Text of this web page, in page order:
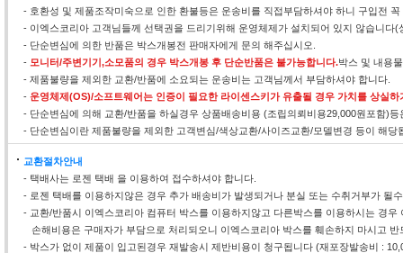
- 호환성 및 제품조작미숙으로 인한 환불등은 운송비를 직접부담하셔야 하니 구입전
- 이엑스코리아 고객님들께 선택권을 드리기위해 운영체제가 설치되어 있지 않습니다
- 단순변심에 의한 반품은 박스개봉전 판매자에게 문의 해주십시오.
- 모니터/주변기기,소모품의 경우 박스개봉 후 단순반품은 불가능합니다.박스 및 내용
- 제품불량을 제외한 교환/반품에 소요되는 운송비는 고객님께서 부담하셔야 합니다.
- 운영체제(OS)/소프트웨어는 인증이 필요한 라이센스키가 유출될 경우 가치를 상실
- 단순변심에 의해 교환/반품을 하실경우 상품배송비용 (조립의뢰비용29,000원포함)
- 단순변심이란 제품불량을 제외한 고객변심/색상교환/사이즈교환/모델변경 등이 해당
교환절차안내
- 택배사는 로젠 택배 을 이용하여 접수하셔야 합니다.
- 로젠 택배를 이용하지않은 경우 추가 배송비가 발생되거나 분실 또는 수취거부가 될
- 교환/반품시 이엑스코리아 컴퓨터 박스를 이용하지않고 다른박스를 이용하시는 경
손해비용은 구매자가 부담으로 처리되오니 이엑스코리아 박스를 훼손하지 마시고
- 박스가 없이 제품이 입고된경우 재발송시 제반비용이 청구됩니다 (재포장발송비 :